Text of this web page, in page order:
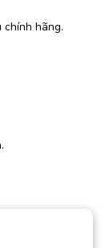
chính hãng.